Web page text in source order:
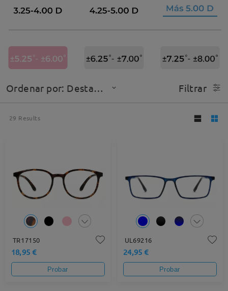
Ordenar por: Destacado Filtrar
29 Results
TR17150
18,95 €
Probar
UL69216
24,95 €
Probar